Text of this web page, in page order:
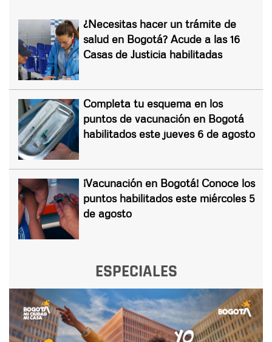
¿Necesitas hacer un trámite de
salud en Bogotá? Acude a las 16
Casas de Justicia habilitadas
Completa tu esquema en los
puntos de vacunación en Bogotá
habilitados este jueves 6 de agosto
¡Vacunación en Bogotá! Conoce los
puntos habilitados este miércoles 5
de agosto
ESPECIALES